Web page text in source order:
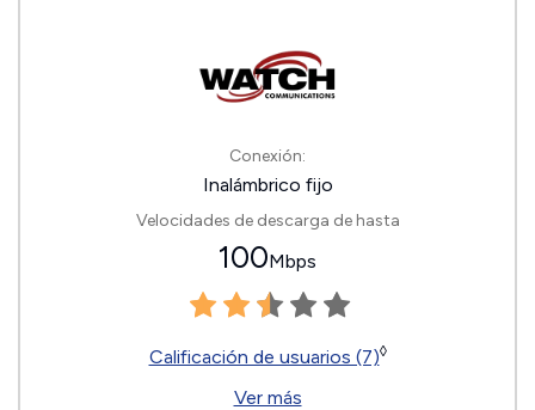
Conexión:
Inalámbrico fijo
Velocidades de descarga de hasta
100Mbps
Calificación de usuarios (7)◊
Ver más